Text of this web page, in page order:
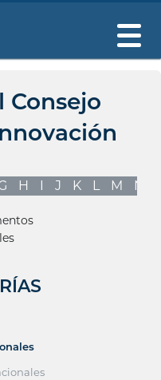
Consejo
H I J K L M N